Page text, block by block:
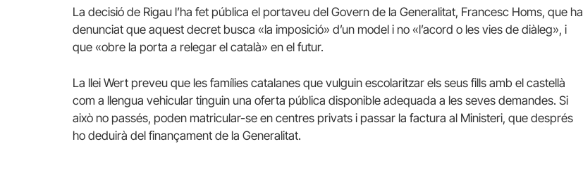
La decisió de Rigau l’ha fet pública el portaveu del Govern de la Generalitat, Francesc Homs, que ha
denunciat que aquest decret busca «la imposició» d’un model i no «l’acord o les vies de diàleg», i
que «obre la porta a relegar el català» en el futur.
La llei Wert preveu que les famílies catalanes que vulguin escolaritzar els seus fills amb el castellà
com a llengua vehicular tinguin una oferta pública disponible adequada a les seves demandes. Si
això no passés, poden matricular-se en centres privats i passar la factura al Ministeri, que després
ho deduirà del finançament de la Generalitat.